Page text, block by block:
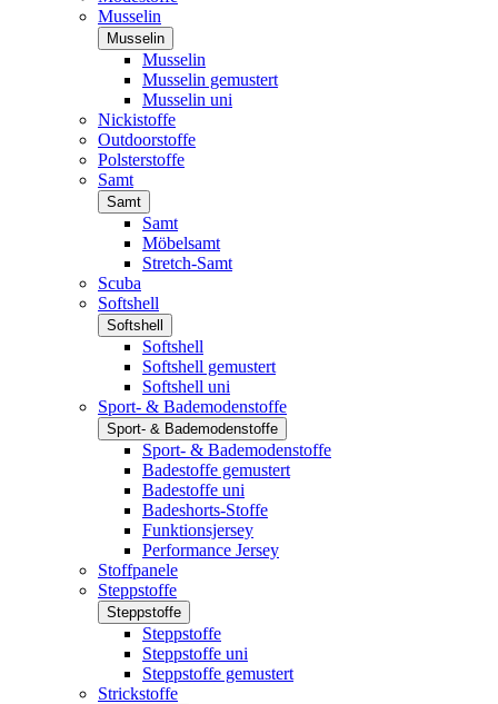
Musselin
Musselin
Musselin
Musselin gemustert
Musselin uni
Nickistoffe
Outdoorstoffe
Polsterstoffe
Samt
Samt
Samt
Möbelsamt
Stretch-Samt
Scuba
Softshell
Softshell
Softshell
Softshell gemustert
Softshell uni
Sport- & Bademodenstoffe
Sport- & Bademodenstoffe
Sport- & Bademodenstoffe
Badestoffe gemustert
Badestoffe uni
Badeshorts-Stoffe
Funktionsjersey
Performance Jersey
Stoffpanele
Steppstoffe
Steppstoffe
Steppstoffe
Steppstoffe uni
Steppstoffe gemustert
Strickstoffe